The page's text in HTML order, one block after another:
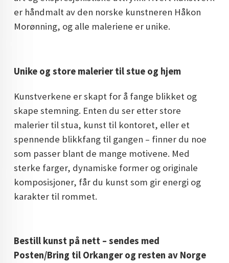
er håndmalt av den norske kunstneren Håkon
Morønning, og alle maleriene er unike.
Unike og store malerier til stue og hjem
Kunstverkene er skapt for å fange blikket og
skape stemning. Enten du ser etter store
malerier til stua, kunst til kontoret, eller et
spennende blikkfang til gangen – finner du noe
som passer blant de mange motivene. Med
sterke farger, dynamiske former og originale
komposisjoner, får du kunst som gir energi og
karakter til rommet.
Bestill kunst på nett – sendes med
Posten/Bring til Orkanger og resten av Norge